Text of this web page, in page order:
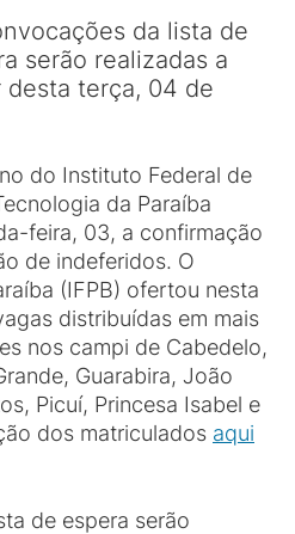
da lista de
serão realizadas a
desta terça, 04 de
do Instituto Federal de
da Paraíba
feira, 03, a confirmação
de indeferidos. O
(IFPB) ofertou nesta
distribuídas em mais
nos campi de Cabedelo,
Guarabira, João
Picuí, Princesa Isabel e
dos matriculados aqui
de espera serão